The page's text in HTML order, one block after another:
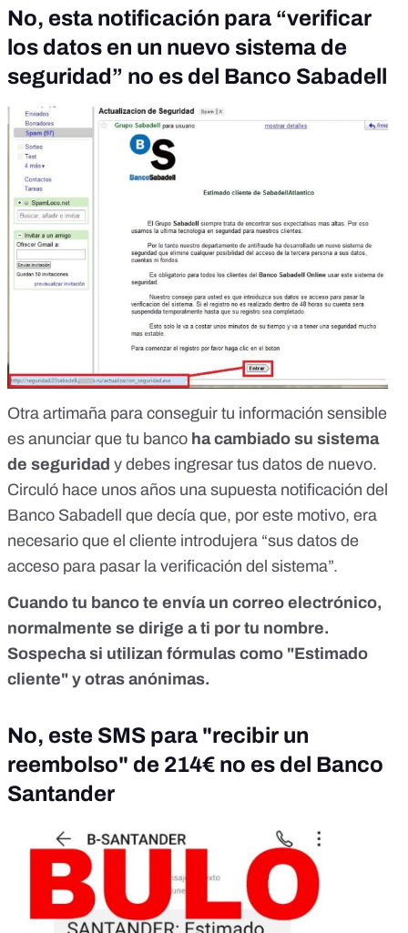
No, esta notificación para “verificar
los datos en un nuevo sistema de
seguridad” no es del Banco Sabadell
Otra artimaña para conseguir tu información sensible
es anunciar que tu banco ha cambiado su sistema
de seguridad y debes ingresar tus datos de nuevo.
Circuló hace unos años una supuesta notificación del
Banco Sabadell que decía que, por este motivo, era
necesario que el cliente introdujera “sus datos de
acceso para pasar la verificación del sistema”.
Cuando tu banco te envía un correo electrónico,
normalmente se dirige a ti por tu nombre.
Sospecha si utilizan fórmulas como "Estimado
cliente" y otras anónimas.
No, este SMS para "recibir un
reembolso" de 214€ no es del Banco
Santander